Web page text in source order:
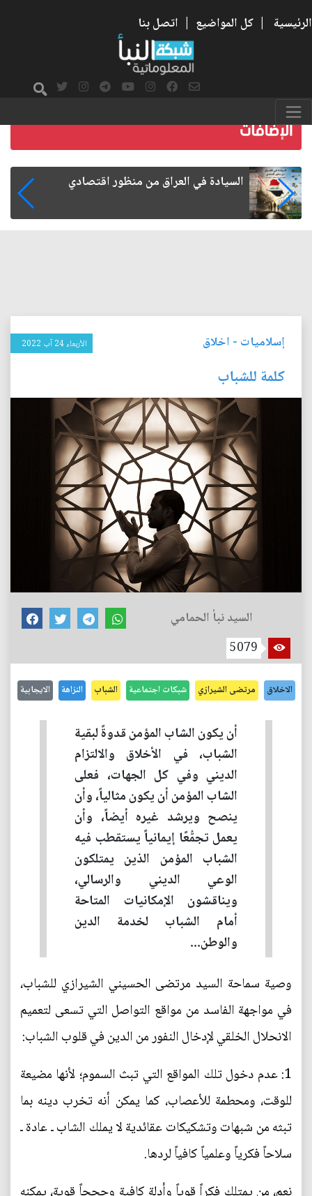
الرئيسية | كل المواضيع | اتصل بنا
ما بعد الأربعين.. كيف اتسعت الزيارة من هويتها
إسلاميات - اخلاق الأربعاء 24 آب 2022
كلمة للشباب
السيد نبأ الحمامي
5079
الاخلاق مرتضى الشيرازي شبكات اجتماعية الشباب النزاهة الايجابية
أن يكون الشاب المؤمن قدوةً لبقية
الشباب، في الأخلاق والالتزام
الديني وفي كل الجهات، فعلى
الشاب المؤمن أن يكون مثالياً، وأن
ينصح ويرشد غيره أيضاً، وأن
يعمل تجمُّعًا إيمانياً يستقطب فيه
الشباب المؤمن الذين يمتلكون
الوعي الديني والرسالي،
ويناقشون الإمكانيات المتاحة
أمام الشباب لخدمة الدين
والوطن...
وصية سماحة السيد مرتضى الحسيني الشيرازي للشباب،
في مواجهة الفاسد من مواقع التواصل التي تسعى لتعميم
الانحلال الخلقي لإدخال النفور من الدين في قلوب الشباب:
1: عدم دخول تلك المواقع التي تبث السموم؛ لأنها مضيعة
للوقت، ومحطمة للأعصاب، كما يمكن أنه تخرب دينه بما
تبثه من شبهات وتشكيكات عقائدية لا يملك الشاب ـ عادة ـ
سلاحاً فكرياً وعلمياً كافياً لردها.